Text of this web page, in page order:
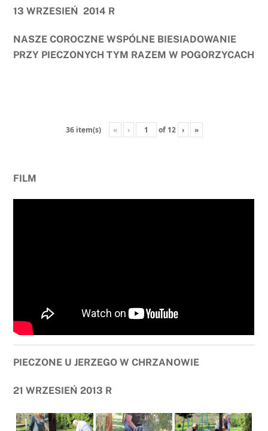
13 WRZESIEŃ 2014 R
NASZE COROCZNE WSPÓLNE BIESIADOWANIE
PRZY PIECZONYCH TYM RAZEM W POGORZYCACH
36 item(s) « ‹ of 12 › »
FILM
PIECZONE U JERZEGO W CHRZANOWIE
21 WRZESIEŃ 2013 R